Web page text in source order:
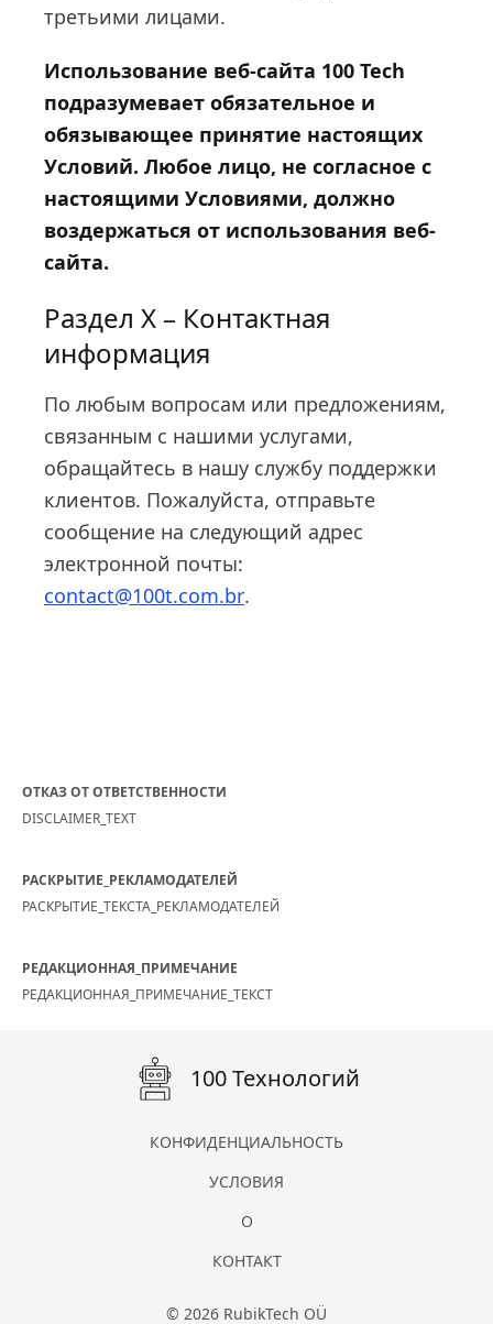
третьими лицами.
Использование веб-сайта 100 Tech
подразумевает обязательное и
обязывающее принятие настоящих
Условий. Любое лицо, не согласное с
настоящими Условиями, должно
воздержаться от использования веб-
сайта.
Раздел X – Контактная
информация
По любым вопросам или предложениям,
связанным с нашими услугами,
обращайтесь в нашу службу поддержки
клиентов. Пожалуйста, отправьте
сообщение на следующий адрес
электронной почты:
contact@100t.com.br.
ОТКАЗ ОТ ОТВЕТСТВЕННОСТИ
DISCLAIMER_TEXT
РАСКРЫТИЕ_РЕКЛАМОДАТЕЛЕЙ
РАСКРЫТИЕ_ТЕКСТА_РЕКЛАМОДАТЕЛЕЙ
РЕДАКЦИОННАЯ_ПРИМЕЧАНИЕ
РЕДАКЦИОННАЯ_ПРИМЕЧАНИЕ_ТЕКСТ
100 Технологий
КОНФИДЕНЦИАЛЬНОСТЬ
УСЛОВИЯ
О
КОНТАКТ
© 2026 RubikTech OÜ